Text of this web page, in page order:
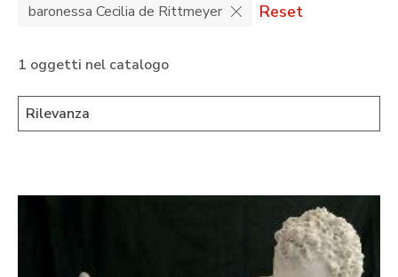
baronessa Cecilia de Rittmeyer Reset
1 oggetti nel catalogo